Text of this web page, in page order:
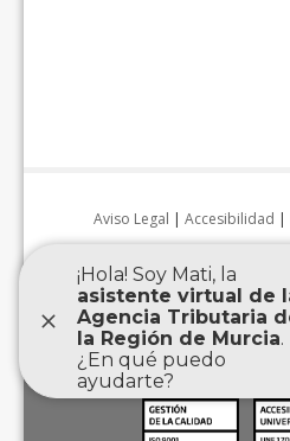
Aviso Legal | Accesibilidad |